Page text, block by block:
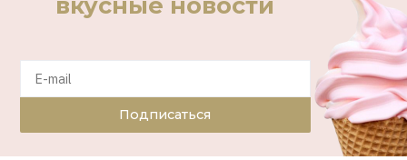
Подписаться